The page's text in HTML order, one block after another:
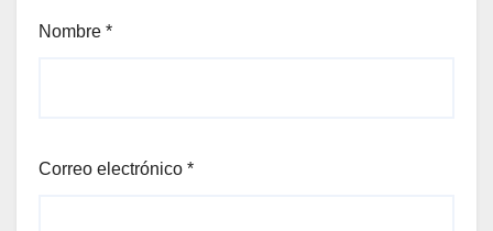
Nombre *
Correo electrónico *